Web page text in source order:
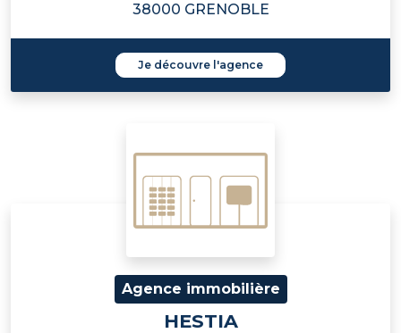
38000 GRENOBLE
Je découvre l'agence
Agence immobilière
HESTIA